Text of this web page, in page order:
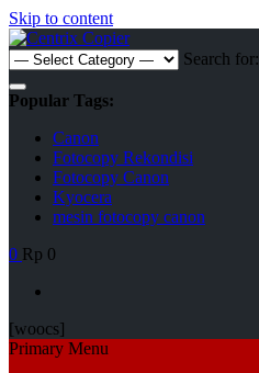
Skip to content
Search for:
Popular Tags:
Canon
Fotocopy Rekondisi
Fotocopy Canon
Kyocera
mesin fotocopy canon
0 Rp 0
[woocs]
Primary Menu